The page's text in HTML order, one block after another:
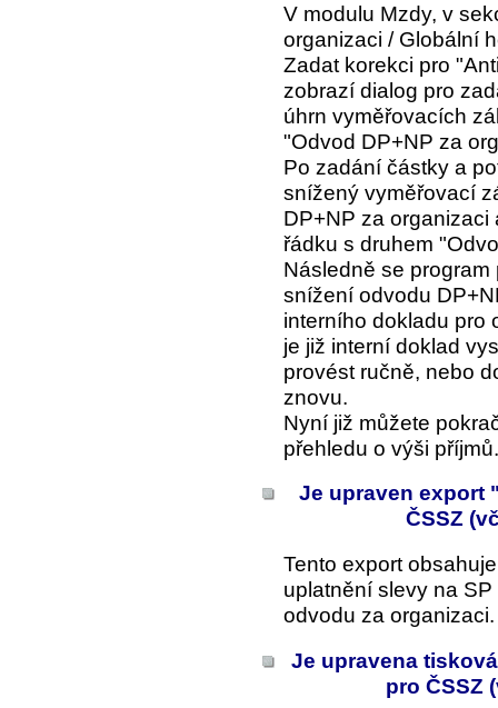
V modulu Mzdy, v
organizaci / Globální
Zadat korekci pro
zobrazí dialog pro
úhrn vyměřovacích
"Odvod DP+NP za
Po zadání částky a
snížený vyměřovací
DP+NP za
řádku s druhem
Následně se
snížení odvodu
interního dokladu pro
je již interní doklad
provést ručně, nebo
znovu.
Nyní již můžete
přehledu o výši příjmů.
Je upraven export
ČSSZ
Tento export
uplatnění slevy na
odvodu za organizaci.
Je upravena
pro ČSSZ